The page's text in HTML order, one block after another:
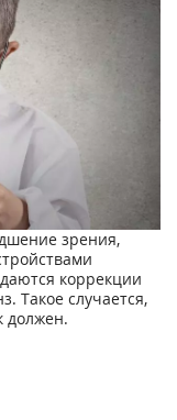
зрения,
коррекции
Такое случается,
должен.